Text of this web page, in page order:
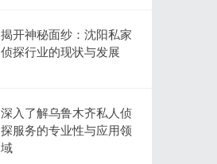
揭开神秘面纱：沈阳私家
侦探行业的现状与发展
深入了解乌鲁木齐私人侦
探服务的专业性与应用领
域